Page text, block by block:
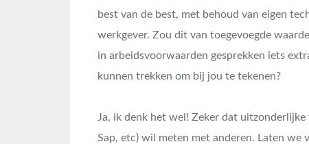
best van de best, met behoud van eigen
werkgever. Zou dit van toegevoegde
in arbeidsvoorwaarden gesprekken iets
kunnen trekken om bij jou te tekenen?
Ja, ik denk het wel! Zeker dat
Sap, etc) wil meten met anderen. Laten we